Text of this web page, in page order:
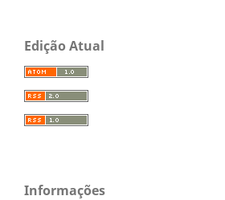
Edição Atual
Informações